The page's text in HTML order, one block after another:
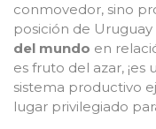
conmovedor, sino
posición de
del mundo en
es fruto del azar,
sistema productivo
lugar privilegiado